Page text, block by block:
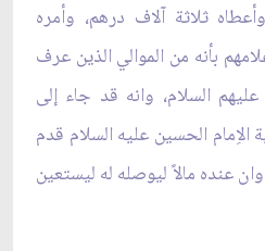
ثلاثة آلاف درهم، وأمره
بأنه من الموالي الذين عرف
عليهم السلام، وانه قد جاء إلى
الحسين عليه السلام قدم
عنده مالاً ليوصله له ليستعين